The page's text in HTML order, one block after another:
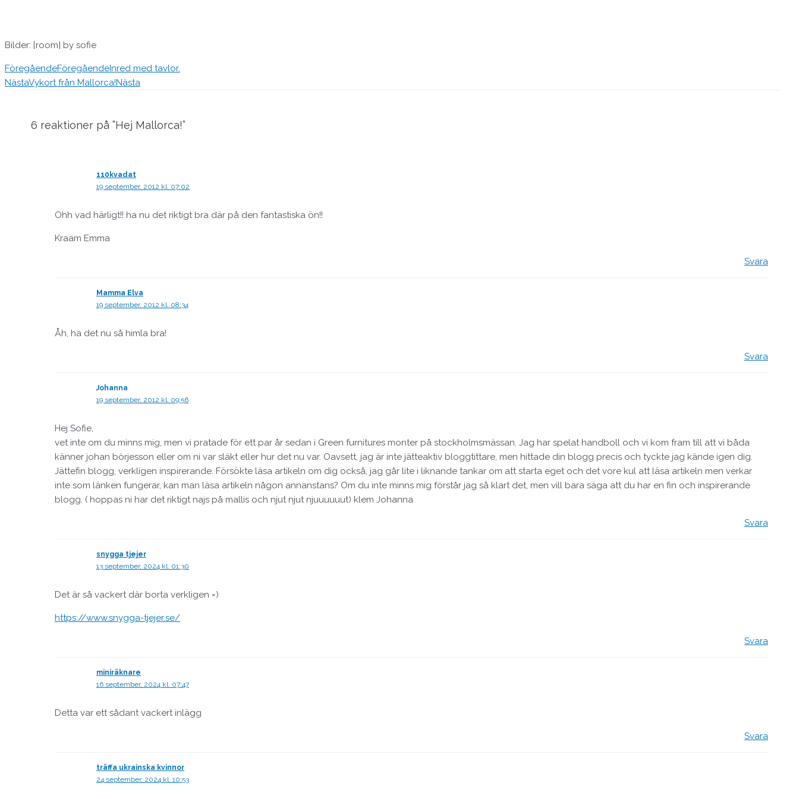
Bilder: [room] by sofie
FöregåendeFöregåendeInred med tavlor.
NästaVykort från Mallorca!Nästa
6 reaktioner på ”Hej Mallorca!”
110kvadat
19 september, 2012 kl. 07:02
Ohh vad härligt!! ha nu det riktigt bra där på den fantastiska ön!!
Kraam Emma
Svara
Mamma Elva
19 september, 2012 kl. 08:34
Åh, ha det nu så himla bra!
Svara
Johanna
19 september, 2012 kl. 09:56
Hej Sofie,
vet inte om du minns mig, men vi pratade för ett par år sedan i Green furnitures monter på stockholmsmässan. Jag har spelat handboll och vi kom fram till att vi båda
känner johan börjesson eller om ni var släkt eller hur det nu var. Oavsett, jag är inte jätteaktiv bloggtittare, men hittade din blogg precis och tyckte jag kände igen dig.
Jättefin blogg, verkligen inspirerande. Försökte läsa artikeln om dig också, jag går lite i liknande tankar om att starta eget och det vore kul att läsa artikeln men verkar
inte som länken fungerar, kan man läsa artikeln någon annanstans? Om du inte minns mig förstår jag så klart det, men vill bara säga att du har en fin och inspirerande
blogg. ( hoppas ni har det riktigt najs på mallis och njut njut njuuuuuut) klem Johanna
Svara
snygga tjejer
13 september, 2024 kl. 01:30
Det är så vackert där borta verkligen =)
https://www.snygga-tjejer.se/
Svara
miniräknare
16 september, 2024 kl. 07:47
Detta var ett sådant vackert inlägg
Svara
träffa ukrainska kvinnor
24 september, 2024 kl. 10:53